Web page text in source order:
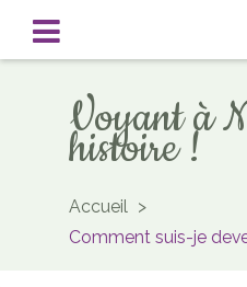
Accueil
Mon histoire
Qui suis-je ?
Consultations
Séance de Médiumnité à
Séance de Soin
Coaching en
Médecine Traditionnelle
Formation
Savoir-Faire
Médium à Nantes
Voyant à Nantes
Blog
Témoignages
Contact
Voyant à
histoire !
Accueil
Comment suis-je